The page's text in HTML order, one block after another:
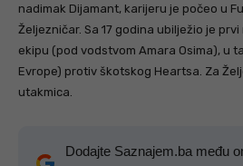
nadimak Dijamant, karijeru je počeo u
Željezničar. Sa 17 godina ubilježio je
ekipu (pod vodstvom Amara Osima), u
Evrope) protiv škotskog Heartsa. Za
utakmica.
Dodajte Saznajem.ba među